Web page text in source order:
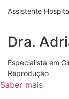
Assistente
Dra.
Especialista em
Reprodução
Saber mais